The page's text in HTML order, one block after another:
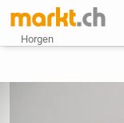
Horgen